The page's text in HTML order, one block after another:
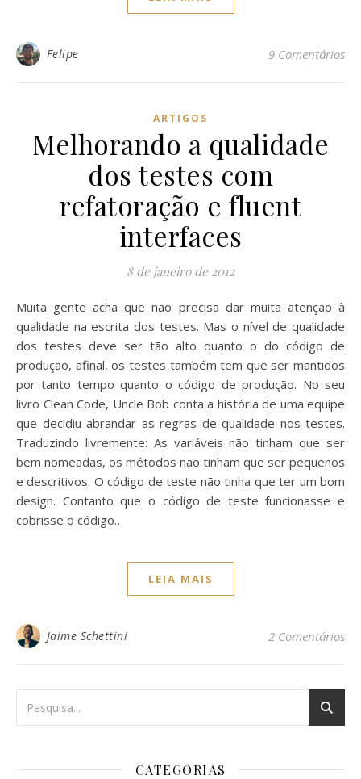
Felipe 9 Comentários
ARTIGOS
Melhorando a qualidade
dos testes com
refatoração e fluent
interfaces
8 de janeiro de 2012
Muita gente acha que não precisa dar muita atenção à
qualidade na escrita dos testes. Mas o nível de qualidade
dos testes deve ser tão alto quanto o do código de
produção, afinal, os testes também tem que ser mantidos
por tanto tempo quanto o código de produção. No seu
livro Clean Code, Uncle Bob conta a história de uma equipe
que decidiu abrandar as regras de qualidade nos testes.
Traduzindo livremente: As variáveis não tinham que ser
bem nomeadas, os métodos não tinham que ser pequenos
e descritivos. O código de teste não tinha que ter um bom
design. Contanto que o código de teste funcionasse e
cobrisse o código…
LEIA MAIS
Jaime Schettini 2 Comentários
CATEGORIAS